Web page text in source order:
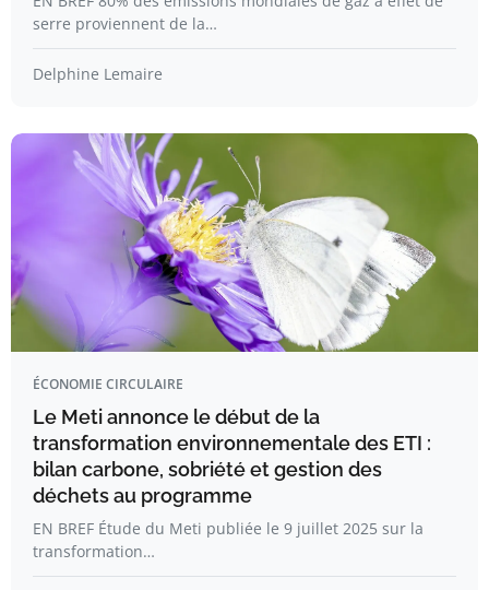
serre proviennent de la…
Delphine Lemaire
ÉCONOMIE CIRCULAIRE
Le Meti annonce le début de la
transformation environnementale des ETI :
bilan carbone, sobriété et gestion des
déchets au programme
EN BREF Étude du Meti publiée le 9 juillet 2025 sur la
transformation…